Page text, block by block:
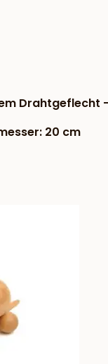
20 cm